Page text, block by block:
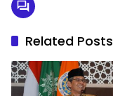
Related Posts